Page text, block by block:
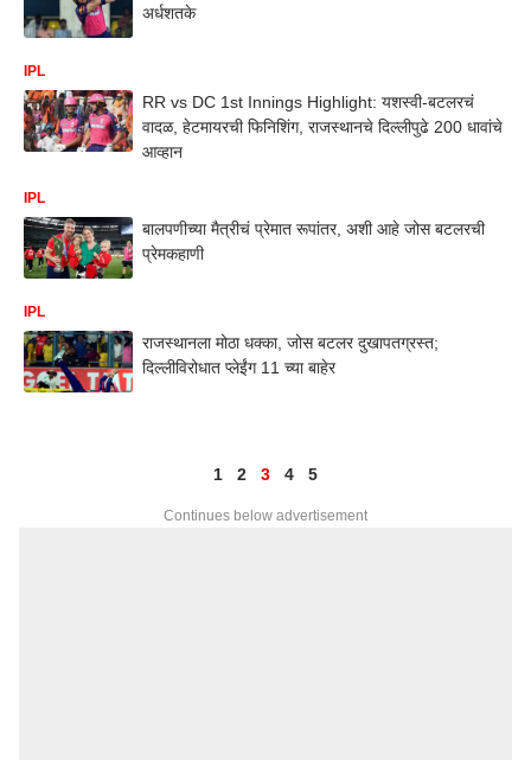
अर्धशतके
IPL
RR vs DC 1st Innings Highlight: यशस्वी-बटलरचं
वादळ, हेटमायरची फिनिशिंग, राजस्थानचे दिल्लीपुढे 200 धावांचे
आव्हान
IPL
बालपणीच्या मैत्रीचं प्रेमात रूपांतर, अशी आहे जोस बटलरची
प्रेमकहाणी
IPL
राजस्थानला मोठा धक्का, जोस बटलर दुखापतग्रस्त;
दिल्लीविरोधात प्लेईंग 11 च्या बाहेर
1 2 3 4 5
Continues below advertisement